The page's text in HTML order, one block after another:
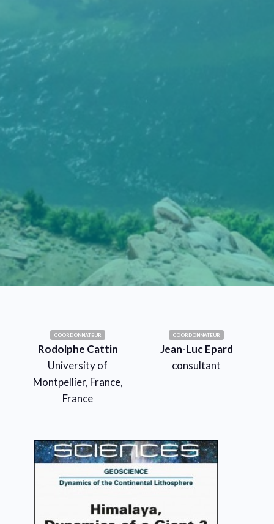
COORDONNATEUR
Rodolphe Cattin
University of
Montpellier, France,
France
COORDONNATEUR
Jean-Luc Epard
consultant